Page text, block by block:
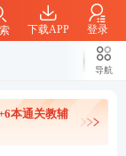
下载APP 登录
导航
本通关教辅